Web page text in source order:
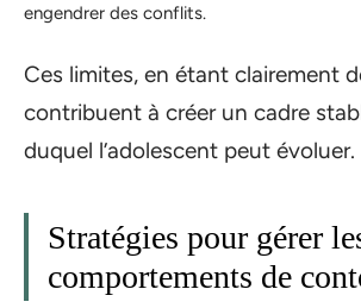
engendrer des conflits.
Ces limites, en étant clairement
contribuent à créer un cadre
duquel l’adolescent peut évoluer.
Stratégies pour gérer
comportements de